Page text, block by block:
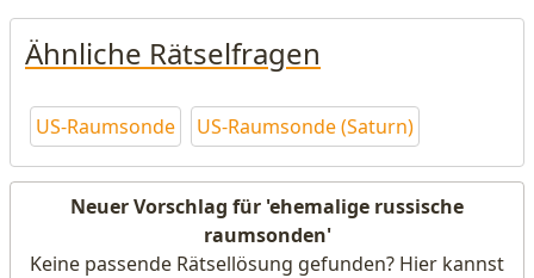
Ähnliche Rätselfragen
US-Raumsonde US-Raumsonde (Saturn)
Neuer Vorschlag für 'ehemalige russische
raumsonden'
Keine passende Rätsellösung gefunden? Hier kannst